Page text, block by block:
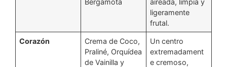
Bergamota
aireada, limpia y
ligeramente
frutal.
Corazón
Crema de Coco,
Praliné, Orquídea
de Vainilla y
Un centro
extremadament
e cremoso,